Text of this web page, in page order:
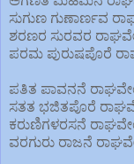
ಸುಗುಣ ಗುಣಾರ್ಣವ
ಶರಣರ ಸುರವರ
ಪರಮ ಪುರುಷಪೊರೆ
ಪತಿತ ಪಾವನನೆ
ಸತತ ಭಜಿತಪೊರೆ
ಕರುಣಿಗಳರಸನೆ
ವರಗುರು ರಾಜನೆ